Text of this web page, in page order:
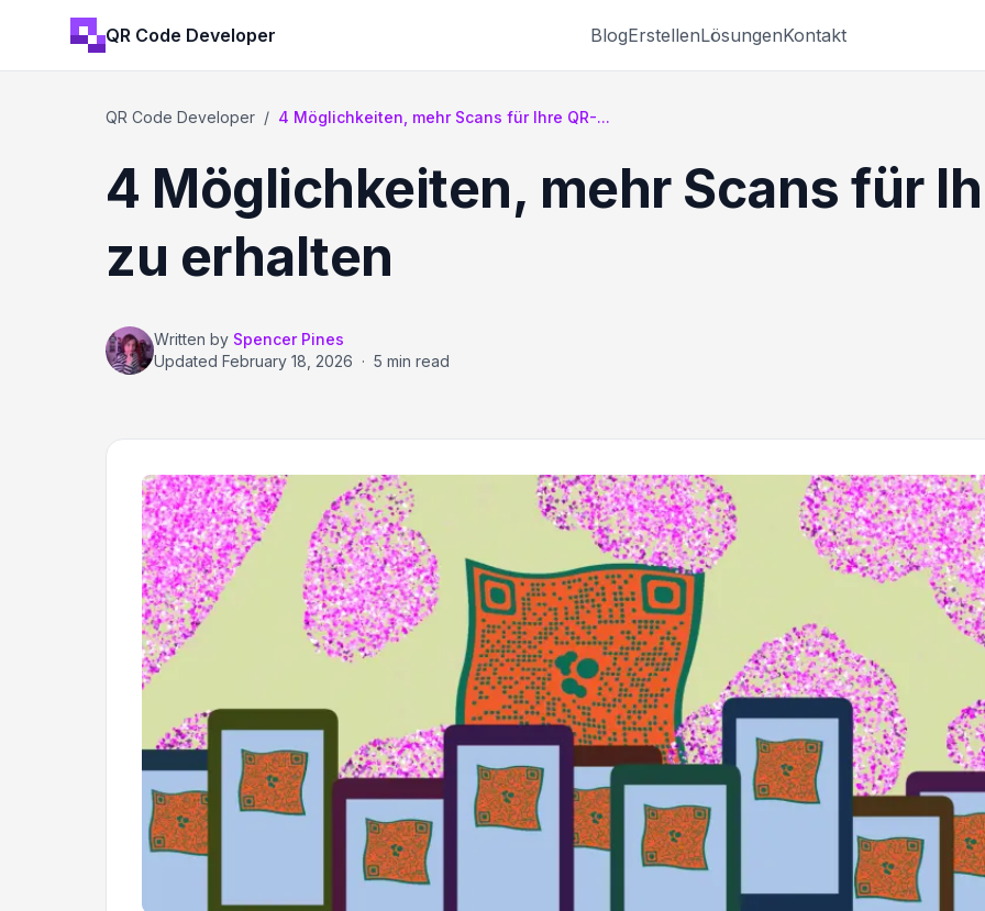
QR Code Developer BlogErstellenLösungenKontakt
QR Code Developer / 4 Möglichkeiten, mehr Scans für Ihre QR-...
4 Möglichkeiten, mehr Scans für
zu erhalten
Written by Spencer Pines
Updated February 18, 2026 · 5 min read